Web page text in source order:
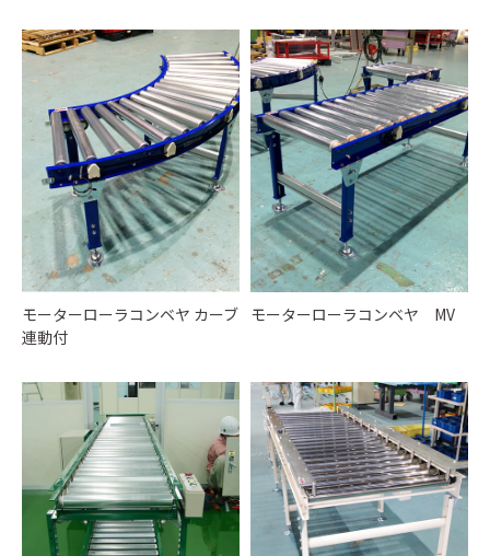
モーターローラコンベヤ カーブ
連動付
モーターローラコンベヤ MV